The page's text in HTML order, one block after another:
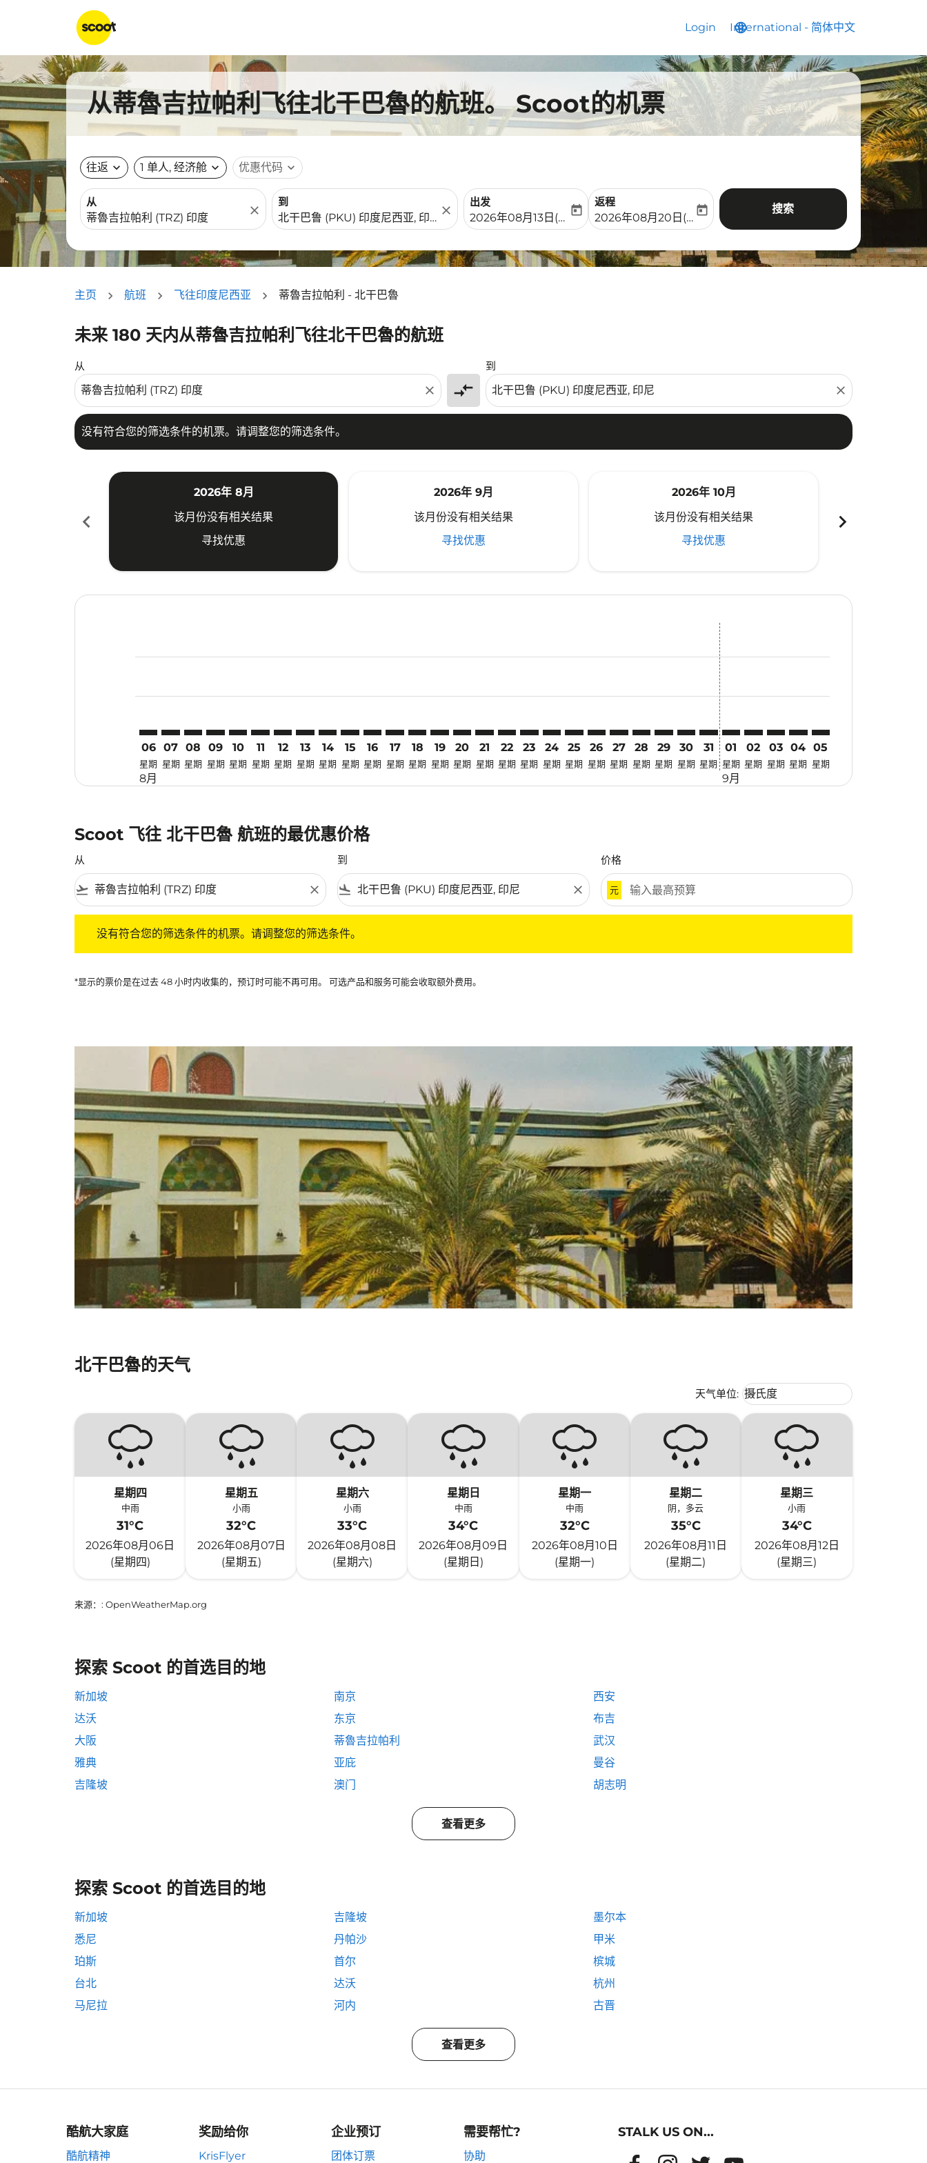
Login language
International - 简体中文
keyboard_arrow_down
从蒂魯吉拉帕利飞往北干巴魯的航班。 Scoot的机票
往返 expand_more 1 单人, 经济舱 expand_more 优惠代码 expand_more
从
close
到
close
出发
fc-booking-departure-date-aria-label
2026年08月13日(周四)
today
返程
fc-booking-return-date-aria-label
2026年08月20日(周四)
today 搜索
主页 航班 飞往印度尼西亚 蒂魯吉拉帕利 - 北干巴魯
未来 180 天内从蒂魯吉拉帕利飞往北干巴魯的航班
从
close compare_arrows
到
close
没有符合您的筛选条件的机票。请调整您的筛选条件。
没有符合您的筛选条件的机票。请调整您的筛选条件。
chevron_left
2026年 8月
该月份没有相关结果
寻找优惠
2026年 9月
该月份没有相关结果
寻找优惠
2026年 10月
该月份没有相关结果
寻找优惠
chevron_right
06
星期
8月
07
星期
08
星期
09
星期
10
星期
11
星期
12
星期
13
星期
14
星期
15
星期
16
星期
17
星期
18
星期
19
星期
20
星期
21
星期
TRZ–PKU: cmp-view-offers-disclaimer. 寻找优惠
22
星期
TRZ–PKU: cmp-view-offers-disclaimer. 寻找优惠
23
星期
TRZ–PKU: cmp-view-offers-disclaimer. 寻找优惠
24
星期
TRZ–PKU: cmp-view-offers-disclaimer. 寻找优惠
25
星期
TRZ–PKU: cmp-view-offers-disclaimer. 寻找优惠
26
星期
TRZ–PKU: cmp-view-offers-disclaimer. 寻找优惠
27
星期
TRZ–PKU: cmp-view-offers-disclaimer. 寻找优惠
28
星期
TRZ–PKU: cmp-view-offers-disclaimer. 寻找优惠
29
星期
TRZ–PKU: cmp-view-offers-disclaimer. 寻找优惠
30
星期
TRZ–PKU: cmp-view-offers-disclaimer. 寻找
31
星期
01
星期
9月
02
星期
03
星期
04
星期
05
星期
Scoot 飞往 北干巴魯 航班的最优惠价格
从
flight_takeoff close
到
flight_land close
价格
元
没有符合您的筛选条件的机票。请调整您的筛选条件。
*显示的票价是在过去 48 小时内收集的，预订时可能不再可用。 可选产品和服务可能会收取额外费用。
北干巴魯的天气
天气单位: Weather unit option 摄氏度
摄氏度
keyboard_arrow_down
星期四
中雨
31°C
2026年08月06日
(星期四)
星期五
小雨
32°C
2026年08月07日
(星期五)
星期六
小雨
33°C
2026年08月08日
(星期六)
星期日
中雨
34°C
2026年08月09日
(星期日)
星期一
中雨
32°C
2026年08月10日
(星期一)
星期二
阴，多云
35°C
2026年08月11日
(星期二)
星期三
小雨
34°C
2026年08月12日
(星期三)
来源： : OpenWeatherMap.org
探索 Scoot 的首选目的地
新加坡 南京
西安
达沃
东京
布吉
大阪
蒂魯吉拉帕利
武汉
雅典
亚庇
曼谷
吉隆坡
澳门 胡志明
查看更多
探索 Scoot 的首选目的地
新加坡 吉隆坡
墨尔本
悉尼
丹帕沙
甲米
珀斯
首尔
槟城
台北
达沃
杭州
马尼拉
河内 古晋
查看更多
酷航大家庭
酷航精神
奖励给你
KrisFlyer
企业预订
团体订票
需要帮忙?
协助
STALK US ON...